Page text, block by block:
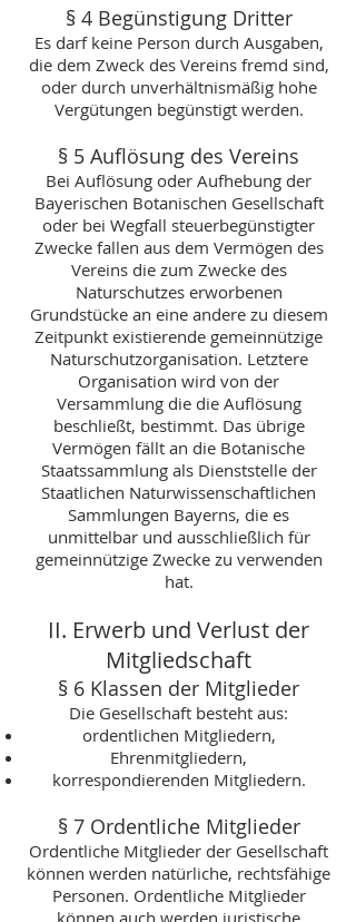
§ 4 Begünstigung Dritter
Es darf keine Person durch Ausgaben,
die dem Zweck des Vereins fremd sind,
oder durch unverhältnismäßig hohe
Vergütungen begünstigt werden.
§ 5 Auflösung des Vereins
Bei Auflösung oder Aufhebung der
Bayerischen Botanischen Gesellschaft
oder bei Wegfall steuerbegünstigter
Zwecke fallen aus dem Vermögen des
Vereins die zum Zwecke des
Naturschutzes erworbenen
Grundstücke an eine andere zu diesem
Zeitpunkt existierende gemeinnützige
Naturschutzorganisation. Letztere
Organisation wird von der
Versammlung die die Auflösung
beschließt, bestimmt. Das übrige
Vermögen fällt an die Botanische
Staatssammlung als Dienststelle der
Staatlichen Naturwissenschaftlichen
Sammlungen Bayerns, die es
unmittelbar und ausschließlich für
gemeinnützige Zwecke zu verwenden
hat.
II. Erwerb und Verlust der
Mitgliedschaft
§ 6 Klassen der Mitglieder
Die Gesellschaft besteht aus:
ordentlichen Mitgliedern,
Ehrenmitgliedern,
korrespondierenden Mitgliedern.
§ 7 Ordentliche Mitglieder
Ordentliche Mitglieder der Gesellschaft
können werden natürliche, rechtsfähige
Personen. Ordentliche Mitglieder
können auch werden juristische